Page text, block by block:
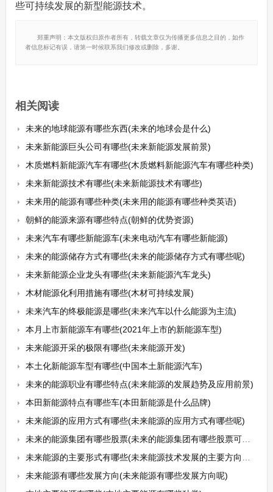
些可持续发展的新型能源技术。
郑重声明：本文版权归原作者所有，转载文章仅为传播更多信息之目的，如作
者信息标记有误，请第一时候联系我们修改或删除，多谢。
相关阅读
未来的地球能源有哪些东西(未来的地球会是什么)
未来新能源巨头公司有哪些(未来新能源发展前景)
木质燃料新能源汽车有哪些(木质燃料新能源汽车有哪些种类)
未来新能源技术有哪些(未来新能源技术有哪些)
未来用的能源有哪些种类(未来用的能源有哪些种类英语)
朝鲜的能源来源有哪些特点(朝鲜的优势资源)
未来汽车有哪些新能源车(未来电动汽车有哪些新能源)
未来的能源储存方式有哪些(未来的能源储存方式有哪些呢)
未来新能源企业龙头有哪些(未来新能源汽车龙头)
木材能源化利用措施有哪些(木材可持续发展)
未来汽车的终极能源是哪些(未来汽车以什么能源为主流)
本月上市新能源车有哪些(2021年上市的新能源车型)
未来能源开采的极限有哪些(未来能源开发)
本土化新能源车型有哪些(中国本土新能源汽车)
未来的能源职业有哪些特点(未来能源的发展趋势及应用前景)
本田新能源特点有哪些车(本田新能源是什么品牌)
未来能源的应用方式有哪些(未来能源的应用方式有哪些呢)
未来的能源集团有哪些股票(未来的能源集团有哪些股票可以买)
未来能源的主要形式有哪些(未来能源技术发展的主要方向是什么)
未来能源有哪些发展方向(未来能源有哪些发展方向呢)